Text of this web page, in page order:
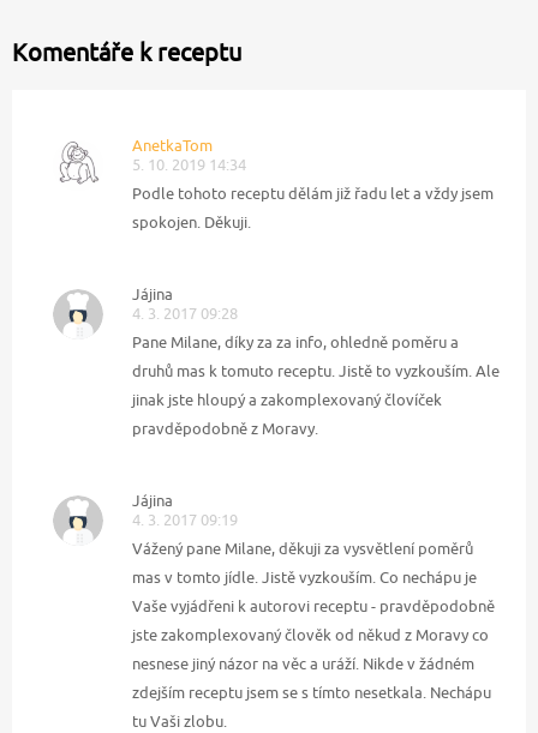
Komentáře k receptu
AnetkaTom
5. 10. 2019 14:34
Podle tohoto receptu dělám již řadu let a vždy jsem
spokojen. Děkuji.
Jájina
4. 3. 2017 09:28
Pane Milane, díky za za info, ohledně poměru a
druhů mas k tomuto receptu. Jistě to vyzkouším. Ale
jinak jste hloupý a zakomplexovaný človíček
pravděpodobně z Moravy.
Jájina
4. 3. 2017 09:19
Vážený pane Milane, děkuji za vysvětlení poměrů
mas v tomto jídle. Jistě vyzkouším. Co nechápu je
Vaše vyjádřeni k autorovi receptu - pravděpodobně
jste zakomplexovaný člověk od někud z Moravy co
nesnese jiný názor na věc a uráží. Nikde v žádném
zdejším receptu jsem se s tímto nesetkala. Nechápu
tu Vaši zlobu.